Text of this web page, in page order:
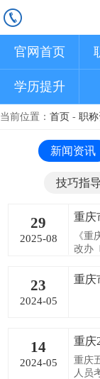
官网首页
学历提升
当前位置： 首页 - 职
新闻资讯
技巧指导
29
2025-08
《
改办
23
2024-05
重庆
14
2024-05
重庆
重庆
人员